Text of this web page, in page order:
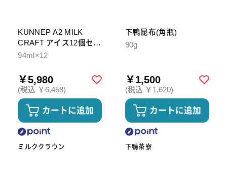
KUNNEP A2 MILK
CRAFT アイス12個セッ
ト
94ml×12
￥5,980
(税込 ￥6,458)
カートに追加
ミルククラウン
下鴨昆布(角瓶)
90g
￥1,500
(税込 ￥1,620)
カートに追加
下鴨茶寮